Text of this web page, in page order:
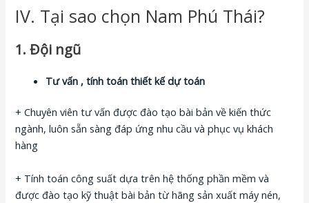
IV. Tại sao chọn Nam Phú Thái?
1. Đội ngũ
Tư vấn , tính toán thiết kế dự toán
+ Chuyên viên tư vấn được đào tạo bài bản về kiến thức
ngành, luôn sẵn sàng đáp ứng nhu cầu và phục vụ khách
hàng
+ Tính toán công suất dựa trên hệ thống phần mềm và
được đào tạo kỹ thuật bài bản từ hãng sản xuất máy nén,